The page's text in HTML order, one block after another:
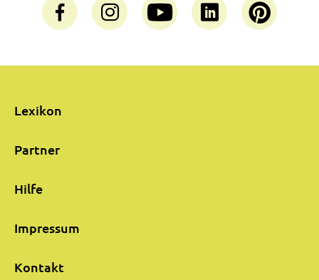
Lexikon
Partner
Hilfe
Impressum
Kontakt